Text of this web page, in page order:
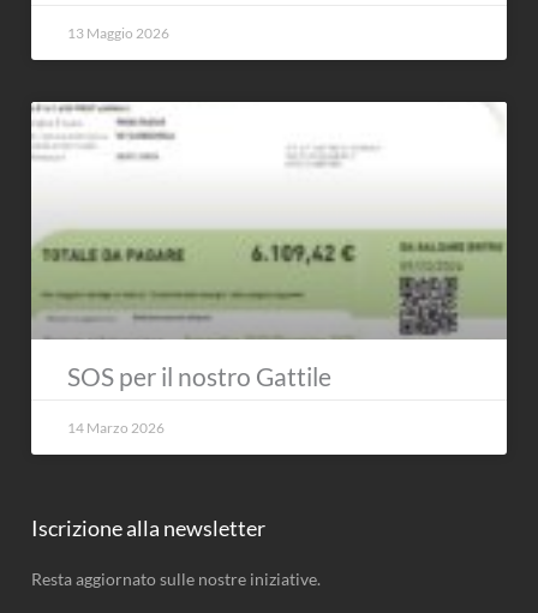
13 Maggio 2026
SOS per il nostro Gattile
14 Marzo 2026
Iscrizione alla newsletter
Resta aggiornato sulle nostre iniziative.